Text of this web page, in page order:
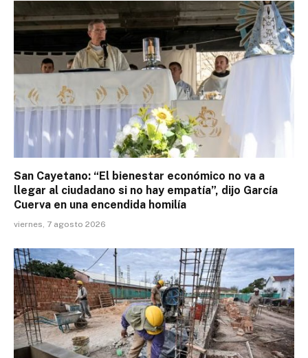
San Cayetano: “El bienestar económico no va a
llegar al ciudadano si no hay empatía”, dijo García
Cuerva en una encendida homilía
viernes, 7 agosto 2026